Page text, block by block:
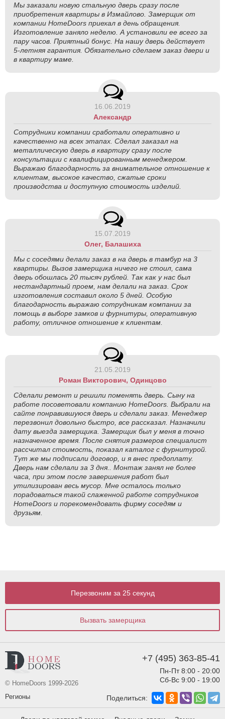
Мы заказали новую стальную дверь сразу после
приобретения квартиры в Измайлово. Замерщик от
компании HomeDoors приехал в день обращения.
Изготовление заняло неделю. А установили ее всего за
пару часов. Приятный бонус. На нашу дверь действует
5-летняя гарантия. Обязательно сделаем заказ двери и
в квартиру маме.
16.06.2019
Александр
Сотрудники компании сработали оперативно и
качественно на всех этапах. Сделал заказал на
металлическую дверь в квартиру сразу после
консультации с квалифицированным менеджером.
Выражаю благодарность за внимательное отношение к
клиентам, высокое качество, сжатые сроки
производства и доступную стоимость изделий.
15.07.2019
Олег, Балашиха
Мы с соседями делали заказ в на дверь в тамбур на 3
квартиры. Вызов замерщика ничего не стоил, сама
дверь обошлась 20 тысяч рублей. Так как у нас был
нестандартный проем, нам делали на заказ. Срок
изготовления составил около 5 дней. Особую
благодарность выражаю сотрудникам компании за
помощь в выборе замков и фурнитуры, оперативную
работу, отличное отношение к клиентам.
21.05.2019
Роман Викторович, Одинцово
Сделали ремонт и решили поменять дверь. Сыну на
работе посоветовали компанию HomeDoors. Выбрали на
сайте понравившуюся дверь и сделали заказ. Менеджер
перезвонил довольно быстро, все рассказал. Назначили
дату выезда замерщика. Замерщик был у меня в точно
назначенное время. После снятия размеров специалист
рассчитал стоимость, показал каталог с фурнитурой.
Тут же мы подписали договор, и я внес предоплату.
Дверь нам сделали за 3 дня.. Монтаж занял не более
часа, при этом после завершения работ был
утилизирован весь мусор. Мне осталось только
порадоваться такой слаженной работе сотрудников
HomeDoors и порекомендовать фирму соседям и
друзьям.
Перезвоним за 25 секунд
Вызвать замерщика
© HomeDoors 1999-2026
Регионы
+7 (495) 363-85-41
Пн-Пт 8:00 - 20:00
Сб-Вс 9:00 - 19:00
Поделиться: